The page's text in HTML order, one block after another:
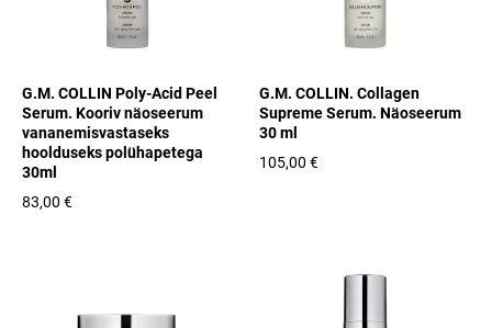
G.M. COLLIN Poly-Acid Peel
Serum. Kooriv näoseerum
vananemisvastaseks
hoolduseks polühapetega
30ml
83,00 €
G.M. COLLIN. Collagen
Supreme Serum. Näoseerum
30 ml
105,00 €